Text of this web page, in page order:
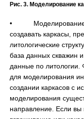
Рис. 3. Моделирование
• Моделирование
создавать каркасы,
литологические
база данных скважин
данные по литологии.
для моделирования
создании каркасов с
моделирования
направление. Если вы